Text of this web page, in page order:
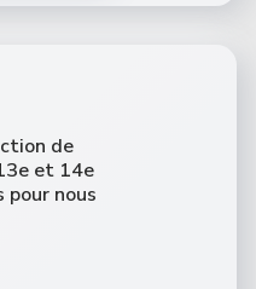
de
et 14e
nous